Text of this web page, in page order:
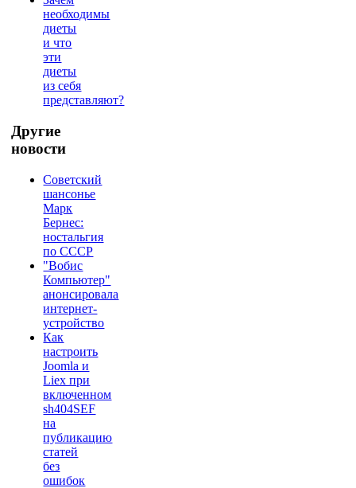
необходимы
диеты
и что
эти
диеты
из себя
представляют?
Другие
новости
Советский
шансонье
Марк
Бернес:
ностальгия
по СССР
"Вобис
Компьютер"
анонсировала
интернет-
устройство
Как
настроить
Joomla и
Liex при
включенном
sh404SEF
на
публикацию
статей
без
ошибок